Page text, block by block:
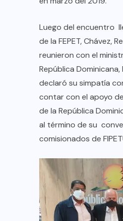
Luego del encuentro
de la FEPET, Chávez,
reunieron con el
República
declaró su simpatía
contar con el apoyo
de la República
al término de su
comisionados de